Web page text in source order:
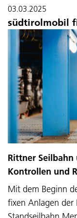
Sprache:
Impressum
Jobs
03.03.2025
südtirolmobil
Rittner
Kontrollen und
Mit dem Beginn
fixen Anlagen der